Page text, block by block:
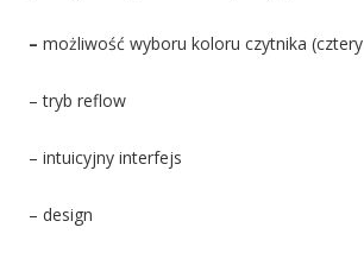
– możliwość wyboru koloru czytnika
– tryb reflow
– intuicyjny interfejs
– design